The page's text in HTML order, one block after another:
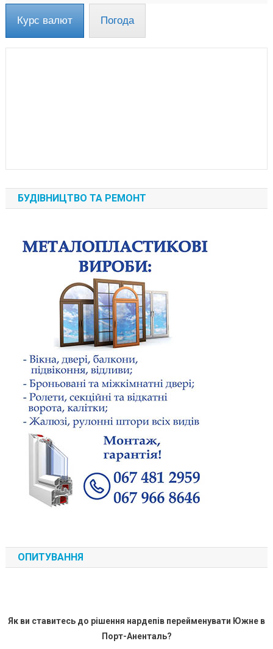
Курс валют Погода
БУДІВНИЦТВО ТА РЕМОНТ
ОПИТУВАННЯ
Як ви ставитесь до рішення нардепів перейменувати Южне в
Порт-Аненталь?